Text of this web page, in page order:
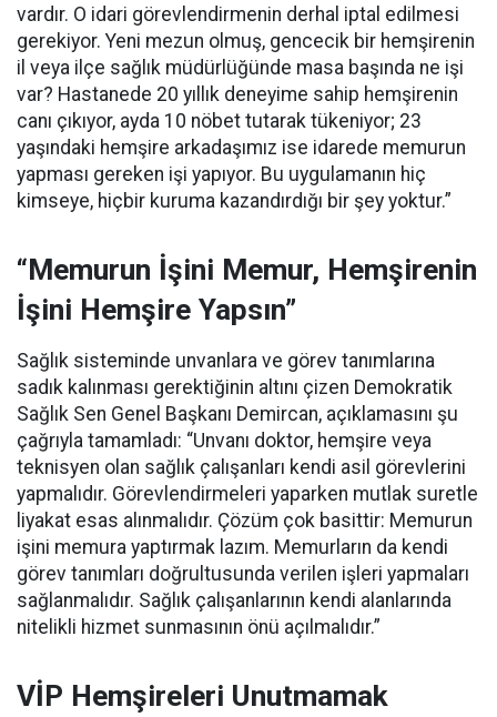
vardır. O idari görevlendirmenin derhal iptal edilmesi
gerekiyor. Yeni mezun olmuş, gencecik bir hemşirenin
il veya ilçe sağlık müdürlüğünde masa başında ne işi
var? Hastanede 20 yıllık deneyime sahip hemşirenin
canı çıkıyor, ayda 10 nöbet tutarak tükeniyor; 23
yaşındaki hemşire arkadaşımız ise idarede memurun
yapması gereken işi yapıyor. Bu uygulamanın hiç
kimseye, hiçbir kuruma kazandırdığı bir şey yoktur.”
“Memurun İşini Memur, Hemşirenin
İşini Hemşire Yapsın”
Sağlık sisteminde unvanlara ve görev tanımlarına
sadık kalınması gerektiğinin altını çizen Demokratik
Sağlık Sen Genel Başkanı Demircan, açıklamasını şu
çağrıyla tamamladı: “Unvanı doktor, hemşire veya
teknisyen olan sağlık çalışanları kendi asil görevlerini
yapmalıdır. Görevlendirmeleri yaparken mutlak suretle
liyakat esas alınmalıdır. Çözüm çok basittir: Memurun
işini memura yaptırmak lazım. Memurların da kendi
görev tanımları doğrultusunda verilen işleri yapmaları
sağlanmalıdır. Sağlık çalışanlarının kendi alanlarında
nitelikli hizmet sunmasının önü açılmalıdır.”
VİP Hemşireleri Unutmamak